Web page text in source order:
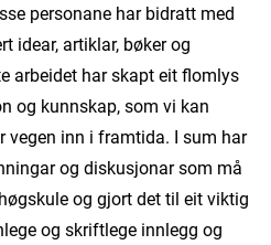
personane har bidratt med
idear, artiklar, bøker og
arbeidet har skapt eit flomlys
og kunnskap, som vi kan
vegen inn i framtida. I sum har
og diskusjonar som må
og gjort det til eit viktig
og skriftlege innlegg og